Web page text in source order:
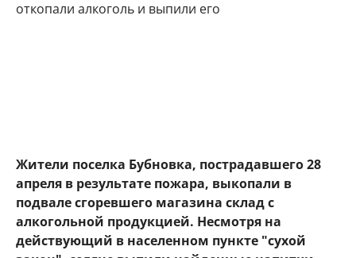
Жители поселка Бубновка, пострадавшего 28
апреля в результате пожара, выкопали в
подвале сгоревшего магазина склад с
алкогольной продукцией. Несмотря на
действующий в населенном пункте "сухой